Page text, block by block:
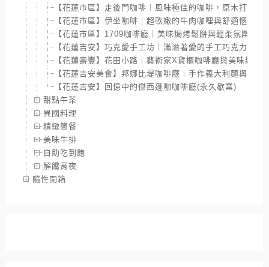
【花蓮市區】走後門咖啡｜風味極佳的咖啡，原木打造
【花蓮市區】伊坐咖啡｜超軟嫩的牛肉咖哩與舒適愜意的
【花蓮市區】1709咖啡廳｜美味焗烤鬆餅與輕柔氛圍｜
【花蓮吉安】巧克愛手工坊｜滿溢著愛的手工巧克力與獨
【花蓮壽豐】花田小路｜藝術家X貨櫃咖啡廳與美味鬆餅
【花蓮吉安美食】邦娜比堤咖啡廳｜手作義大利麵與可
【花蓮吉安】回憶中的傑西遜咖咖啡廳(永久歇業)
甜點午茶
異國料理
精緻簡餐
美味牛排
自助吃到飽
解饞宵夜
隨性開箱